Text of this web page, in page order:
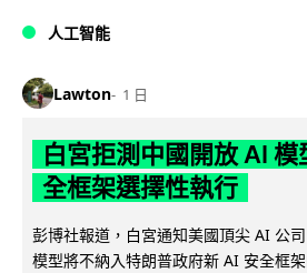
人工智能
Lawton 1 日
白宮拒測中國開放 AI
全框架選擇性執行
彭博社報道，白宮通知美國頂尖 AI 公
模型將不納入特朗普政府新 AI 安全框